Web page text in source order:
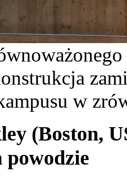
w
(Boston,
powodzie